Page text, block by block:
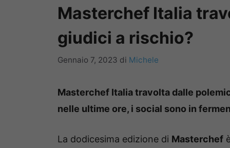
Masterchef Italia
giudici a rischio?
Gennaio 7, 2023 di Michele
Masterchef Italia travolta dalle
nelle ultime ore, i social sono in
La dodicesima edizione di Masterchef